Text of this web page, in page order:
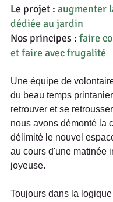
Le projet : augmenter
dédiée au jardin
Nos principes : faire
et faire avec frugalité
Une équipe de
du beau temps
retrouver et se
nous avons démonté la
délimité le nouvel
au cours d'une matinée
joyeuse.
Toujours dans la